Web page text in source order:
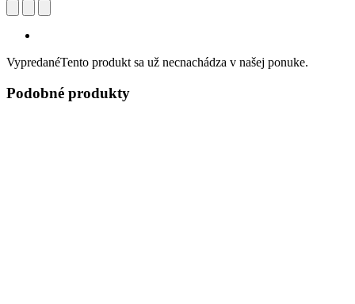
VypredanéTento produkt sa už necnachádza v našej ponuke.
Podobné produkty